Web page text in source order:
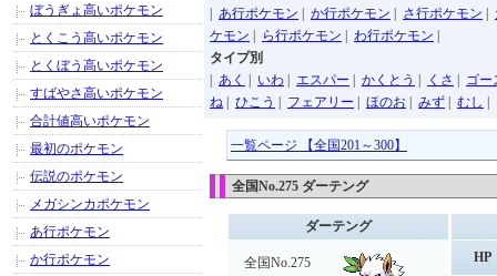
あ行ポケモン か行ポケモン さ行ポケモン
ケモン
ら行ポケモン わ行ポケモン
タイプ別
あく いわ エスパー かくとう くさ
ゴー
ね
ひこう フェアリー ほのお みず むし
一覧ページ 【全国201～300】
全国No.275 ダーテング
ダーテング
全国No.275
HP
ぼうぎょ高いポケモン
とくこう高いポケモン
とくぼう高いポケモン
すばやさ高いポケモン
合計値高いポケモン
最初のポケモン
伝説のポケモン
メガシンカポケモン
あ行ポケモン
か行ポケモン